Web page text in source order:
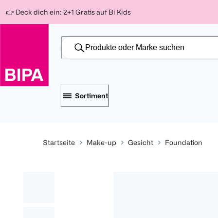
-10%
Für
150 Ös
-15%
Für
300 Ös
-20%
Für
500 Ös
zum
👉 Deck dich ein: 2+1 Gratis auf Bi Kids
Sortiment
Startseite Make-up Gesicht Foundation